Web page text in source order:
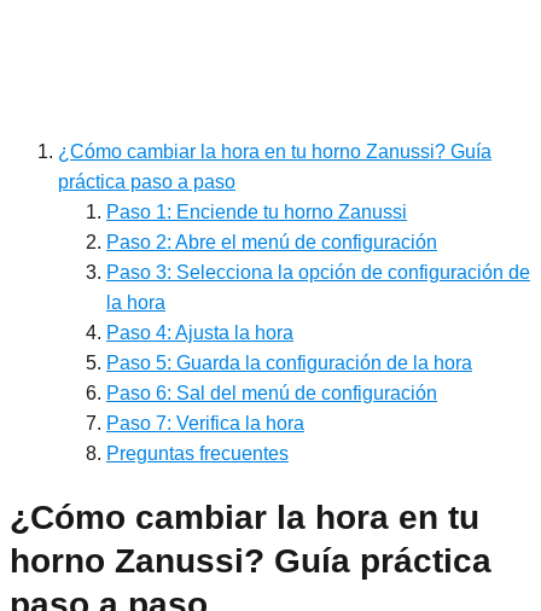
¿Cómo cambiar la hora en tu horno Zanussi? Guía
práctica paso a paso
Paso 1: Enciende tu horno Zanussi
Paso 2: Abre el menú de configuración
Paso 3: Selecciona la opción de configuración de
la hora
Paso 4: Ajusta la hora
Paso 5: Guarda la configuración de la hora
Paso 6: Sal del menú de configuración
Paso 7: Verifica la hora
Preguntas frecuentes
¿Cómo cambiar la hora en tu
horno Zanussi? Guía práctica